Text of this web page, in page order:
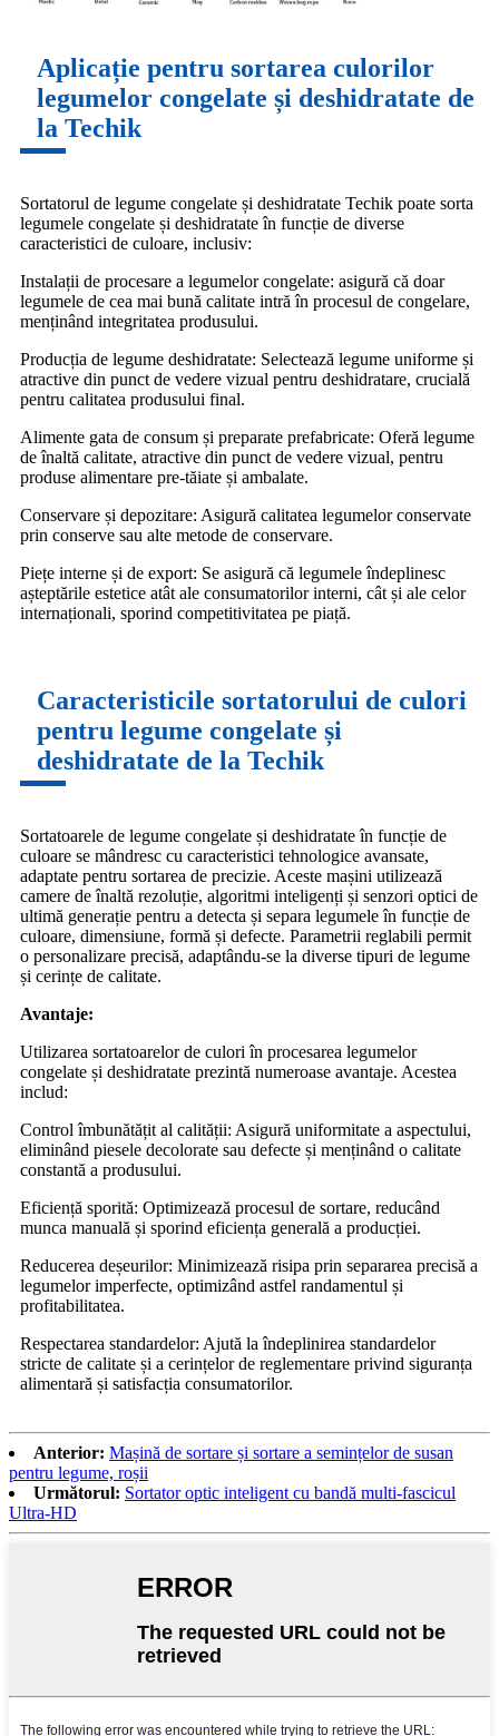
Aplicație pentru sortarea culorilor
legumelor congelate și deshidratate de
la Techik
Sortatorul de legume congelate și deshidratate Techik poate sorta
legumele congelate și deshidratate în funcție de diverse
caracteristici de culoare, inclusiv:
Instalații de procesare a legumelor congelate: asigură că doar
legumele de cea mai bună calitate intră în procesul de congelare,
menținând integritatea produsului.
Producția de legume deshidratate: Selectează legume uniforme și
atractive din punct de vedere vizual pentru deshidratare, crucială
pentru calitatea produsului final.
Alimente gata de consum și preparate prefabricate: Oferă legume
de înaltă calitate, atractive din punct de vedere vizual, pentru
produse alimentare pre-tăiate și ambalate.
Conservare și depozitare: Asigură calitatea legumelor conservate
prin conserve sau alte metode de conservare.
Piețe interne și de export: Se asigură că legumele îndeplinesc
așteptările estetice atât ale consumatorilor interni, cât și ale celor
internaționali, sporind competitivitatea pe piață.
Caracteristicile sortatorului de culori
pentru legume congelate și
deshidratate de la Techik
Sortatoarele de legume congelate și deshidratate în funcție de
culoare se mândresc cu caracteristici tehnologice avansate,
adaptate pentru sortarea de precizie. Aceste mașini utilizează
camere de înaltă rezoluție, algoritmi inteligenți și senzori optici de
ultimă generație pentru a detecta și separa legumele în funcție de
culoare, dimensiune, formă și defecte. Parametrii reglabili permit
o personalizare precisă, adaptându-se la diverse tipuri de legume
și cerințe de calitate.
Avantaje:
Utilizarea sortatoarelor de culori în procesarea legumelor
congelate și deshidratate prezintă numeroase avantaje. Acestea
includ:
Control îmbunătățit al calității: Asigură uniformitate a aspectului,
eliminând piesele decolorate sau defecte și menținând o calitate
constantă a produsului.
Eficiență sporită: Optimizează procesul de sortare, reducând
munca manuală și sporind eficiența generală a producției.
Reducerea deșeurilor: Minimizează risipa prin separarea precisă a
legumelor imperfecte, optimizând astfel randamentul și
profitabilitatea.
Respectarea standardelor: Ajută la îndeplinirea standardelor
stricte de calitate și a cerințelor de reglementare privind siguranța
alimentară și satisfacția consumatorilor.
Anterior: Mașină de sortare și sortare a semințelor de susan
pentru legume, roșii
Următorul: Sortator optic inteligent cu bandă multi-fascicul
Ultra-HD